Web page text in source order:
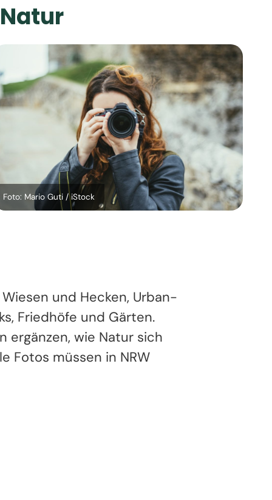
Foto: Mario Guti / iStock
und Hecken, Urban-
Friedhöfe und Gärten.
ergänzen, wie Natur sich
Fotos müssen in NRW